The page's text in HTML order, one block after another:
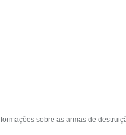
sobre as armas de